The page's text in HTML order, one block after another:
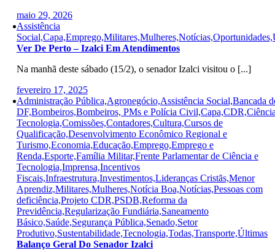
maio 29, 2026
Assistência
Ver De Perto – Izalci Em Atendimentos
Na manhã deste sábado (15/2), o senador Izalci visitou o [...]
fevereiro 17, 2025
Administração Pública,Agronegócio,Assistência Social,Bancada
DF,Bombeiros,Bombeiros, PMs e Polícia
Tecnologia,Comissões,Contadores,Cultura,Cursos de
Qualificação,Desenvolvimento Econômico Regional e
Turismo,Economia,Educação,Emprego,Emprego e
Renda,Esporte,Família Militar,Frente Parlamentar de Ciência e
Tecnologia,Imprensa,Incentivos
Fiscais,Infraestrutura,Investimentos,Lideranças Cristãs,Menor
Aprendiz,Militares,Mulheres,Notícia Boa,Notícias,Pessoas com
deficiência,Projeto CDR,PSDB,Reforma da
Previdência,Regularização Fundiária,Saneamento
Básico,Saúde,Segurança Pública,Senado,Setor
Produtivo,Sustentabilidade,Tecnologia,Todas,Transporte,Últimas
Balanço Geral Do Senador Izalci